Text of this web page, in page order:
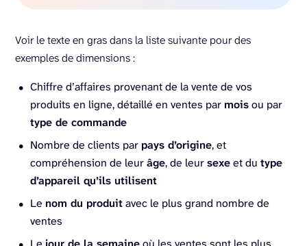
Voir le texte en gras dans la liste suivante pour des
exemples de dimensions :
Chiffre d’affaires provenant de la vente de vos
produits en ligne, détaillé en ventes par moisou par
type de commande
Nombre de clients par pays d’origine, et
compréhension de leurâge, de leursexeet du type
d’appareil qu’ils utilisent
Le nom du produitavec le plus grand nombre de
ventes